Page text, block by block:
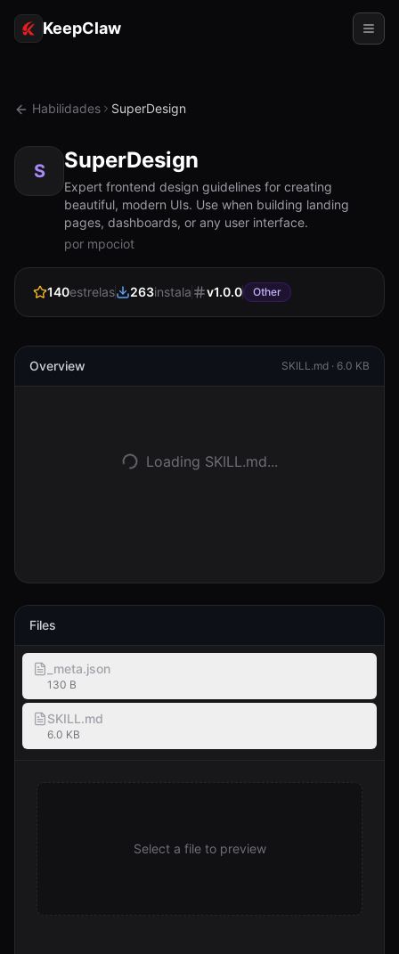
KeepClaw
Acesso ao token
Casos de uso
Preços
RECURSOS
Documentação
Começar
Habilidades SuperDesign
S SuperDesign
Expert frontend design guidelines for creating
beautiful, modern UIs. Use when building landing
pages, dashboards, or any user interface.
por mpociot
140estrelas 263instala v1.0.0 Other
Overview SKILL.md · 6.0 KB
Loading SKILL.md...
Files
_meta.json
130 B
SKILL.md
6.0 KB
Select a file to preview